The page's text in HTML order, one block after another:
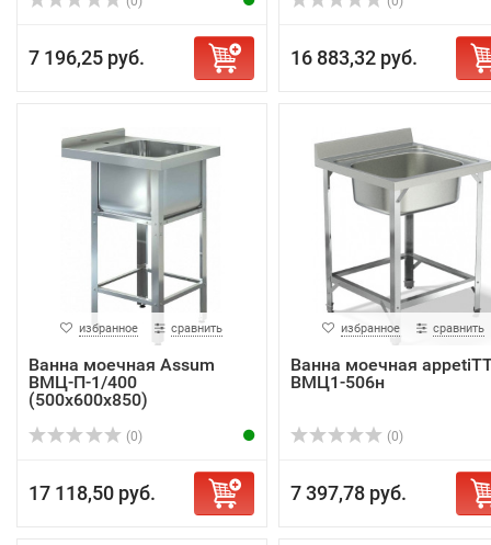
7 196,25 руб. 16 883,32 руб.
избранное сравнить
Ванна моечная Assum
ВМЦ-П-1/400
(500х600х850)
(0)
17 118,50 руб.
избранное сравнить
Ванна моечная
ВМЦ1-506н
(0)
7 397,78 руб.